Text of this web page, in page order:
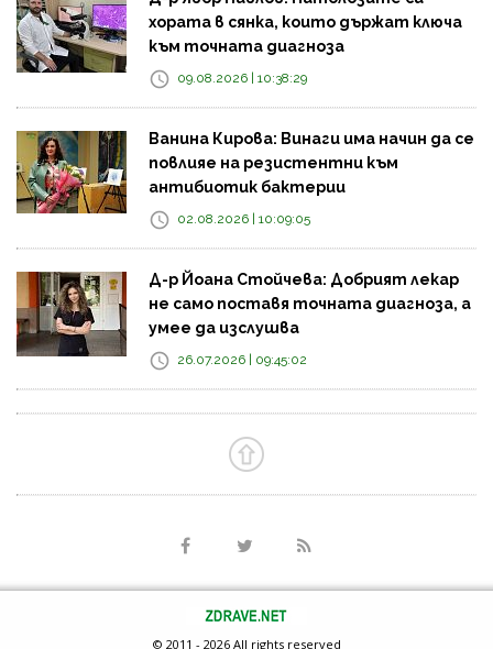
хората в сянка, които държат ключа
към точната диагноза
09.08.2026 | 10:38:29
Ванина Кирова: Винаги има начин да се
повлияе на резистентни към
антибиотик бактерии
02.08.2026 | 10:09:05
Д-р Йоана Стойчева: Добрият лекар
не само поставя точната диагноза, а
умее да изслушва
26.07.2026 | 09:45:02
© 2011 - 2026 All rights reserved